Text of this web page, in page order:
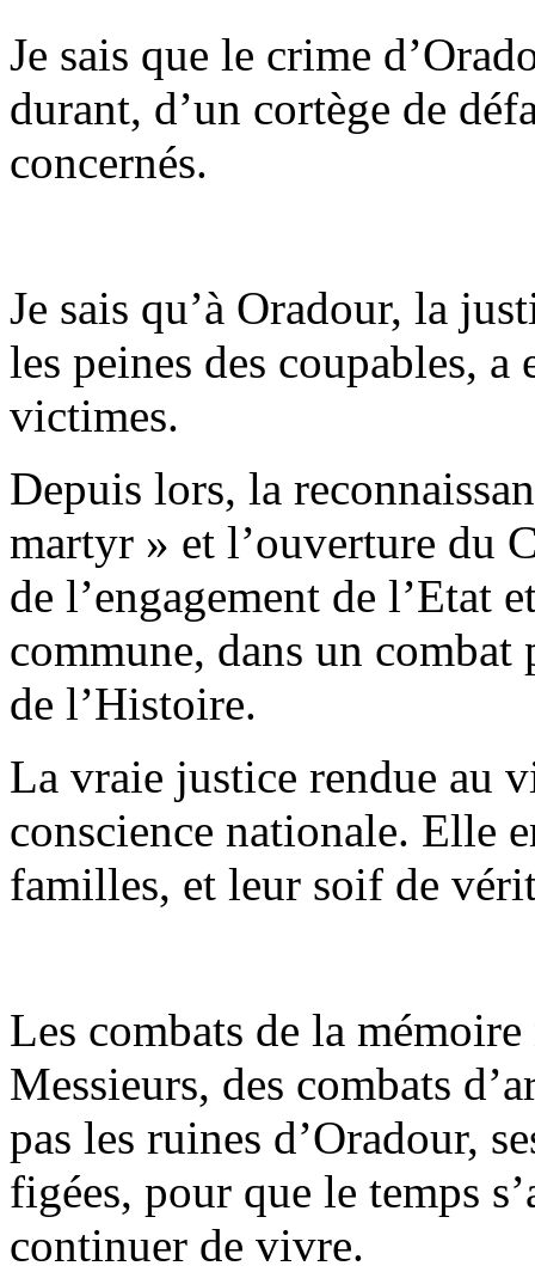
Je sais que le crime
durant, d’un cortège de
concernés.
Je sais qu’à Oradour, la
les peines des coupables, a
victimes.
Depuis lors, la
martyr » et l’ouverture du
de l’engagement de l’Etat
commune, dans un combat
de l’Histoire.
La vraie justice rendue au
conscience nationale. Elle
familles, et leur soif de
Les combats de la
Messieurs, des combats
pas les ruines d’Oradour,
figées, pour que le temps
continuer de vivre.